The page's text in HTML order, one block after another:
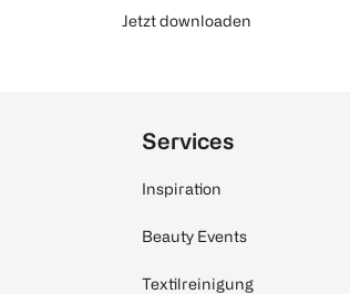
Jetzt downloaden
Services
Inspiration
Beauty Events
Textilreinigung